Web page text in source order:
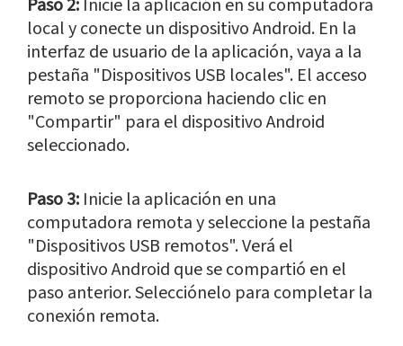
Paso 2: Inicie la aplicación en su computadora
local y conecte un dispositivo Android. En la
interfaz de usuario de la aplicación, vaya a la
pestaña "Dispositivos USB locales". El acceso
remoto se proporciona haciendo clic en
"Compartir" para el dispositivo Android
seleccionado.
Paso 3: Inicie la aplicación en una
computadora remota y seleccione la pestaña
"Dispositivos USB remotos". Verá el
dispositivo Android que se compartió en el
paso anterior. Selecciónelo para completar la
conexión remota.